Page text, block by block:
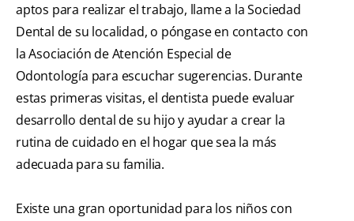
aptos para realizar el trabajo, llame a la Sociedad
Dental de su localidad, o póngase en contacto con
la Asociación de Atención Especial de
Odontología para escuchar sugerencias. Durante
estas primeras visitas, el dentista puede evaluar
desarrollo dental de su hijo y ayudar a crear la
rutina de cuidado en el hogar que sea la más
adecuada para su familia.
Existe una gran oportunidad para los niños con